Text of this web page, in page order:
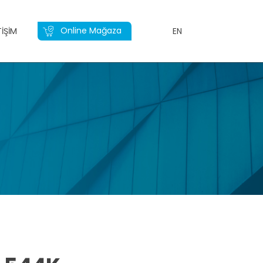
Online Mağaza EN